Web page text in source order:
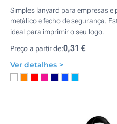
Simples lanyard para empresas
metálico e fecho de segurança.
ideal para imprimir o seu logo.
Preço a partir de:0,31 €
Ver detalhes >